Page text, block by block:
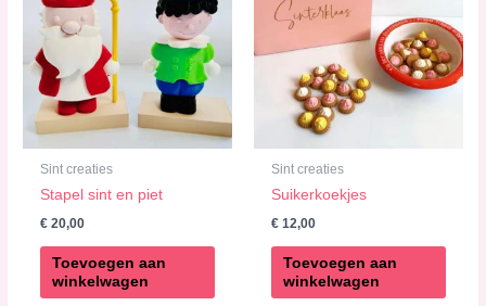
Sint creaties
Stapel sint en piet
€ 20,00
Toevoegen aan
winkelwagen
Sint creaties
Suikerkoekjes
€ 12,00
Toevoegen aan
winkelwagen